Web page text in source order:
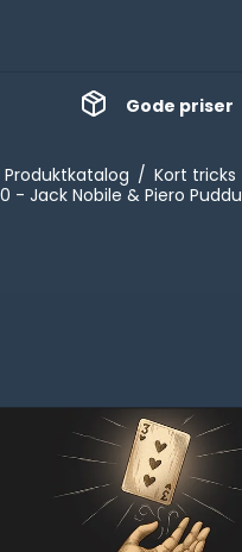
Gode priser
Produktkatalog / Kort tricks
- Jack Nobile & Piero Puddu